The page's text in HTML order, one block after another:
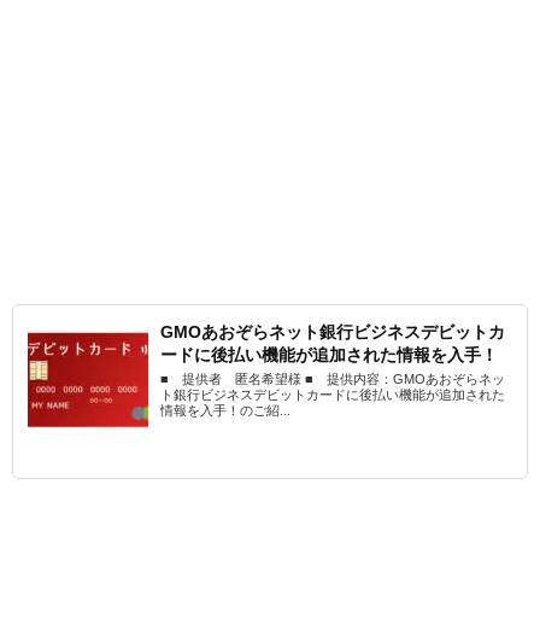
GMOあおぞらネット銀行ビジネスデビットカ
ードに後払い機能が追加された情報を入手！
■ 提供者 匿名希望様 ■ 提供内容：GMOあおぞらネッ
ト銀行ビジネスデビットカードに後払い機能が追加された
情報を入手！のご紹...